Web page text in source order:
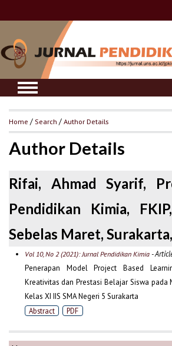
Home / Search /Author Details
Author Details
Rifai, Ahmad Syarif,
Pendidikan Kimia,
Sebelas Maret,
Vol 10, No 2 (2021): Jurnal Pendidikan Kimia-
Penerapan Model Project Based
Kreativitas dan Prestasi Belajar Siswa pada
Kelas XI IIS SMA Negeri 5 Surakarta
Abstract PDF